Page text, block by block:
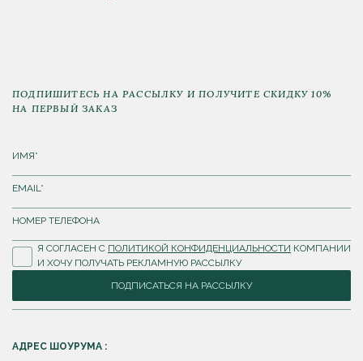
ПОДПИШИТЕСЬ НА РАССЫЛКУ И ПОЛУЧИТЕ СКИДКУ 10%
НА ПЕРВЫЙ ЗАКАЗ
Я СОГЛАСЕН С ПОЛИТИКОЙ КОНФИДЕНЦИАЛЬНОСТИ КОМПАНИИ
И ХОЧУ ПОЛУЧАТЬ РЕКЛАМНУЮ РАССЫЛКУ
ПОДПИСАТЬСЯ НА РАССЫЛКУ
АДРЕС ШОУРУМА :